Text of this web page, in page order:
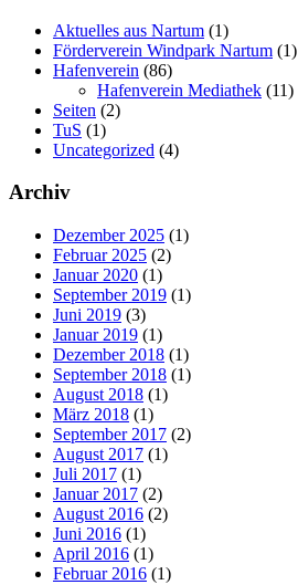
Aktuelles aus Nartum (1)
Förderverein Windpark Nartum (1)
Hafenverein (86)
Hafenverein Mediathek (11)
Seiten (2)
TuS (1)
Uncategorized (4)
Archiv
Dezember 2025 (1)
Februar 2025 (2)
Januar 2020 (1)
September 2019 (1)
Juni 2019 (3)
Januar 2019 (1)
Dezember 2018 (1)
September 2018 (1)
August 2018 (1)
März 2018 (1)
September 2017 (2)
August 2017 (1)
Juli 2017 (1)
Januar 2017 (2)
August 2016 (2)
Juni 2016 (1)
April 2016 (1)
Februar 2016 (1)